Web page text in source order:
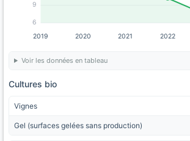
6
9
2019 2020 2021 2022
Voir les données en tableau
Cultures bio
Vignes
Gel (surfaces gelées sans production)